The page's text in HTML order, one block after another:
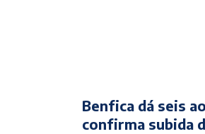
Benfica dá seis
confirma subida